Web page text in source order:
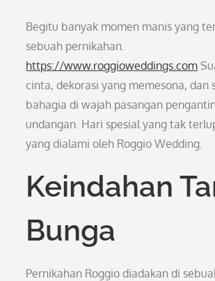
Begitu banyak momen manis yang
sebuah pernikahan.
https://www.roggioweddings.com
cinta, dekorasi yang memesona, dan
bahagia di wajah pasangan
undangan. Hari spesial yang tak
yang dialami oleh Roggio Wedding.
Keindahan
Bunga
Pernikahan Roggio diadakan di